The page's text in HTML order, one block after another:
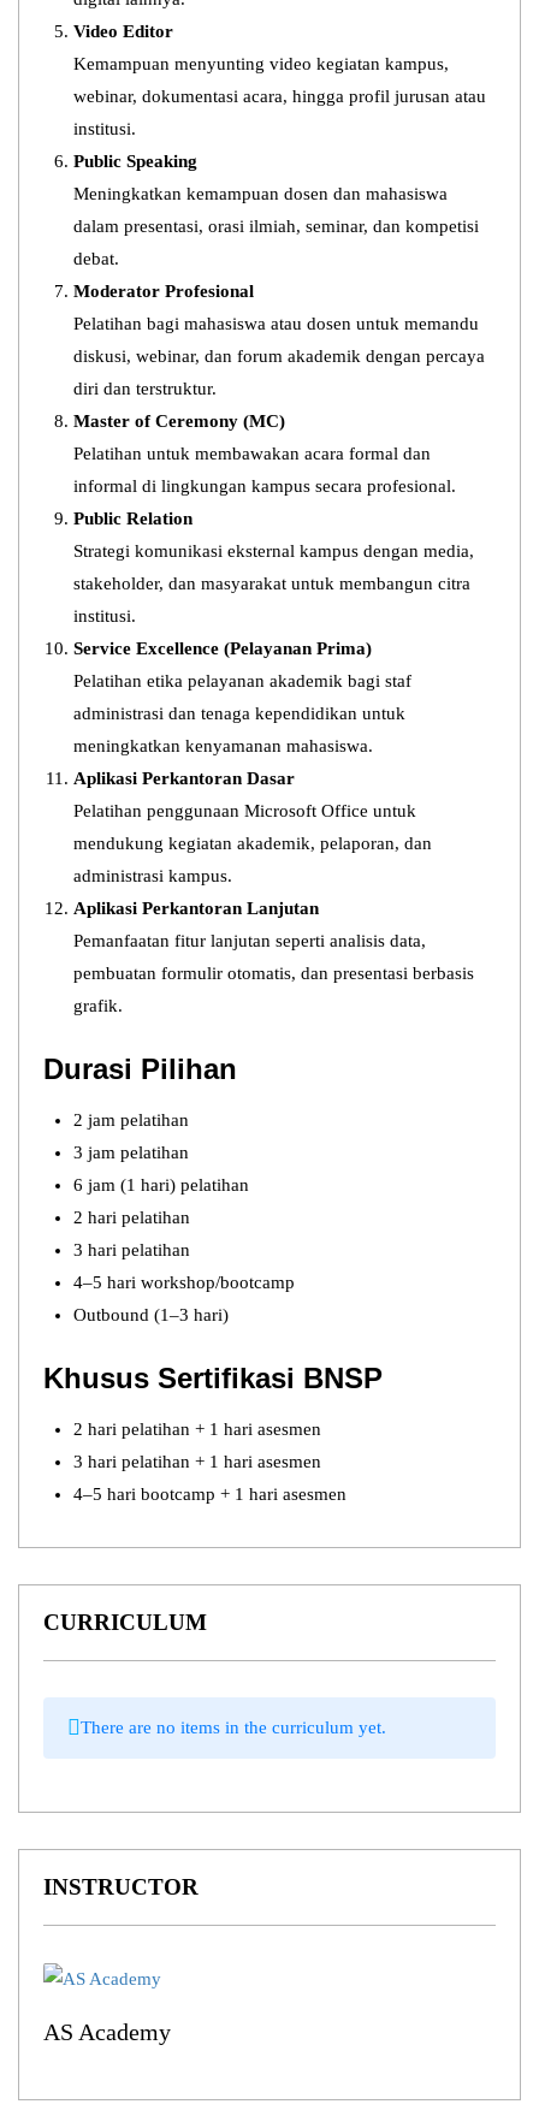
Video Editor
Kemampuan menyunting video kegiatan kampus,
webinar, dokumentasi acara, hingga profil jurusan atau
institusi.
Public Speaking
Meningkatkan kemampuan dosen dan mahasiswa
dalam presentasi, orasi ilmiah, seminar, dan kompetisi
debat.
Moderator Profesional
Pelatihan bagi mahasiswa atau dosen untuk memandu
diskusi, webinar, dan forum akademik dengan percaya
diri dan terstruktur.
Master of Ceremony (MC)
Pelatihan untuk membawakan acara formal dan
informal di lingkungan kampus secara profesional.
Public Relation
Strategi komunikasi eksternal kampus dengan media,
stakeholder, dan masyarakat untuk membangun citra
institusi.
Service Excellence (Pelayanan Prima)
Pelatihan etika pelayanan akademik bagi staf
administrasi dan tenaga kependidikan untuk
meningkatkan kenyamanan mahasiswa.
Aplikasi Perkantoran Dasar
Pelatihan penggunaan Microsoft Office untuk
mendukung kegiatan akademik, pelaporan, dan
administrasi kampus.
Aplikasi Perkantoran Lanjutan
Pemanfaatan fitur lanjutan seperti analisis data,
pembuatan formulir otomatis, dan presentasi berbasis
grafik.
Durasi Pilihan
2 jam pelatihan
3 jam pelatihan
6 jam (1 hari) pelatihan
2 hari pelatihan
3 hari pelatihan
4–5 hari workshop/bootcamp
Outbound (1–3 hari)
Khusus Sertifikasi BNSP
2 hari pelatihan + 1 hari asesmen
3 hari pelatihan + 1 hari asesmen
4–5 hari bootcamp + 1 hari asesmen
CURRICULUM
There are no items in the curriculum yet.
INSTRUCTOR
AS Academy